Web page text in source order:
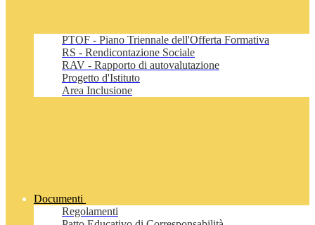
PTOF - Piano Triennale dell'Offerta Formativa
RS - Rendicontazione Sociale
RAV - Rapporto di autovalutazione
Progetto d'Istituto
Area Inclusione
Documenti
Regolamenti